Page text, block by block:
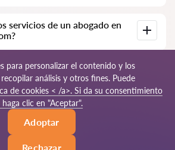
y consultas prestados por los
servicios de un abogado en
y los servicios de nuestros
de la complejidad de la cuestión y del
la consulta por teléfono
150 EUR. El costo del contrato se
Abogados24-es.com
Mapa del sitio
para personalizar el contenido y los
análisis y otros fines. Puede
de cookies < /a>. Si da su consentimiento
clic en "Aceptar".
Adoptar
Rechazar